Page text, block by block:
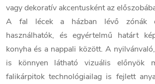
vagy dekoratív akcentusként az
A fal lécek a házban lévő zónák
használhatók, és egyértelmű határt
konyha és a nappali között. A
is könnyen látható vizuális előnyök
falikárpitok technológiailag is fejlett